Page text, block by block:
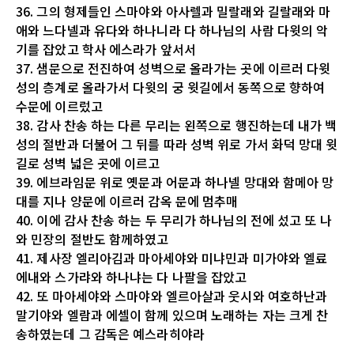
36. 그의 형제들인 스마야와 아사렐과 밀랄래와 길랄래와 마
애와 느다넬과 유다와 하나니라 다 하나님의 사람 다윗의 악
기를 잡았고 학사 에스라가 앞서서
37. 샘문으로 전진하여 성벽으로 올라가는 곳에 이르러 다윗
성의 층계로 올라가서 다윗의 궁 윗길에서 동쪽으로 향하여
수문에 이르렀고
38. 감사 찬송 하는 다른 무리는 왼쪽으로 행진하는데 내가 백
성의 절반과 더불어 그 뒤를 따라 성벽 위로 가서 화덕 망대 윗
길로 성벽 넓은 곳에 이르고
39. 에브라임문 위로 옛문과 어문과 하나넬 망대와 함메아 망
대를 지나 양문에 이르러 감옥 문에 멈추매
40. 이에 감사 찬송 하는 두 무리가 하나님의 전에 섰고 또 나
와 민장의 절반도 함께하였고
41. 제사장 엘리아김과 마아세야와 미냐민과 미가야와 엘료
에내와 스가랴와 하나냐는 다 나팔을 잡았고
42. 또 마아세야와 스마야와 엘르아살과 웃시와 여호하난과
말기야와 엘람과 에셀이 함께 있으며 노래하는 자는 크게 찬
송하였는데 그 감독은 예스라히야라